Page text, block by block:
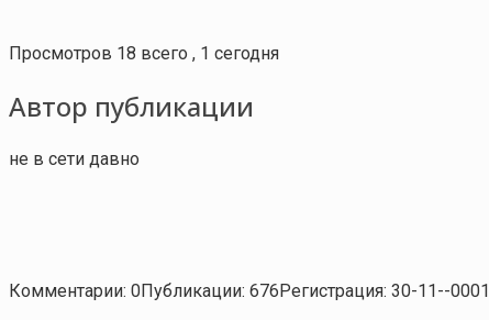
Просмотров 18 всего , 1 сегодня
Автор публикации
не в сети давно
Комментарии: 0Публикации: 676Регистрация: 30-11--0001